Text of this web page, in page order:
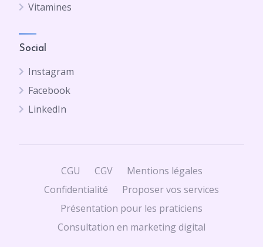
Vitamines
Social
Instagram
Facebook
LinkedIn
CGU CGV
Mentions légales
Confidentialité
Proposer vos services
Présentation pour les praticiens
Consultation en marketing digital